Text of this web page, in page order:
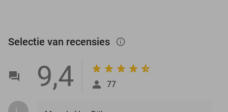
Selectie van recensies info_outlined
9,4 77